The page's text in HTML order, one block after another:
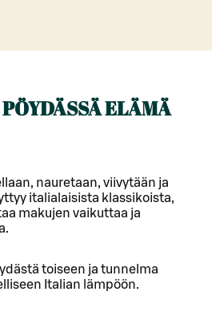
ELÄMÄ
nauretaan, viivytään ja
italialaisista klassikoista,
makujen vaikuttaa ja
toiseen ja tunnelma
Italian lämpöön.